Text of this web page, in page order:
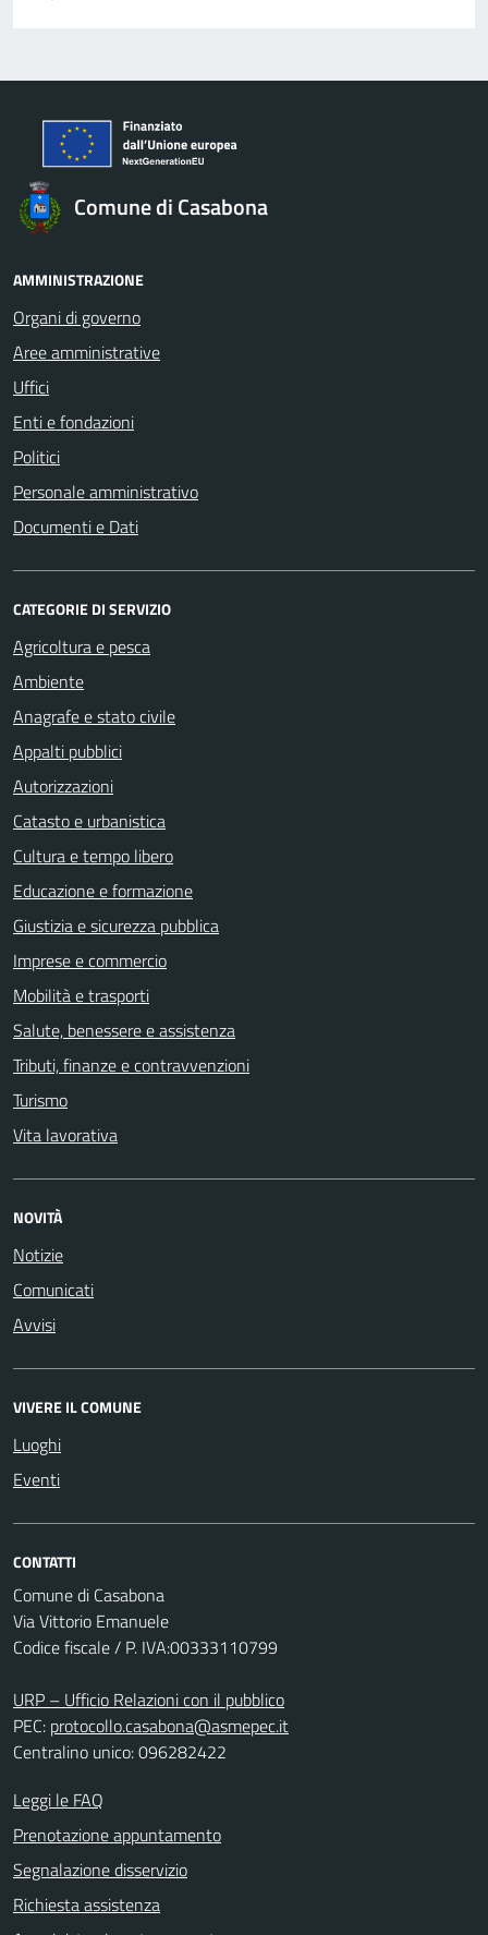
Comune di Casabona
AMMINISTRAZIONE
Organi di governo
Aree amministrative
Uffici
Enti e fondazioni
Politici
Personale amministrativo
Documenti e Dati
CATEGORIE DI SERVIZIO
Agricoltura e pesca
Ambiente
Anagrafe e stato civile
Appalti pubblici
Autorizzazioni
Catasto e urbanistica
Cultura e tempo libero
Educazione e formazione
Giustizia e sicurezza pubblica
Imprese e commercio
Mobilità e trasporti
Salute, benessere e assistenza
Tributi, finanze e contravvenzioni
Turismo
Vita lavorativa
NOVITÀ
Notizie
Comunicati
Avvisi
VIVERE IL COMUNE
Luoghi
Eventi
CONTATTI
Comune di Casabona
Via Vittorio Emanuele
Codice fiscale / P. IVA:00333110799
URP – Ufficio Relazioni con il pubblico
PEC: protocollo.casabona@asmepec.it
Centralino unico: 096282422
Leggi le FAQ
Prenotazione appuntamento
Segnalazione disservizio
Richiesta assistenza